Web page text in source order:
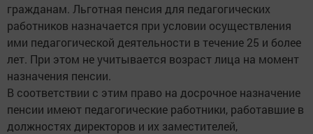
гражданам. Льготная пенсия для педагогических
работников назначается при условии осуществления
ими педагогической деятельности в течение 25 и более
лет. При этом не учитывается возраст лица на момент
назначения пенсии.
В соответствии с этим право на досрочное назначение
пенсии имеют педагогические работники, работавшие в
должностях директоров и их заместителей,